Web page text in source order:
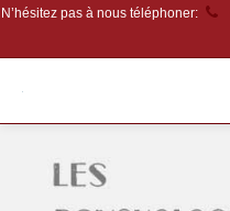
N’hésitez pas à nous téléphoner: